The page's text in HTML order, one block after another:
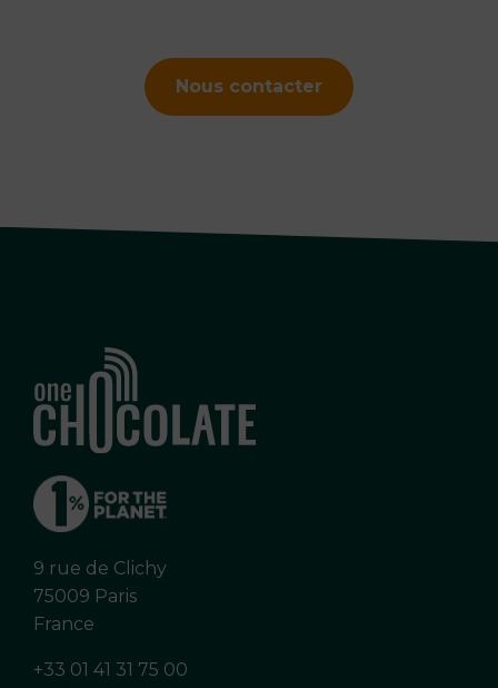
Nous contacter
9 rue de Clichy
75009 Paris
France
+33 01 41 31 75 00